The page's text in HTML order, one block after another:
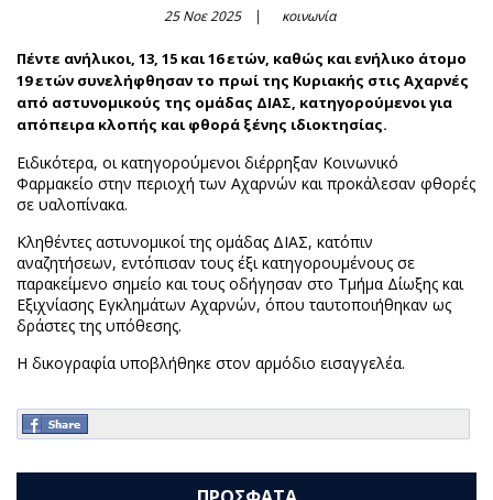
25 Νοε 2025 κοινωνία
Πέντε ανήλικοι, 13, 15 και 16 ετών, καθώς και ενήλικο άτομο
19 ετών συνελήφθησαν το πρωί της Κυριακής στις Αχαρνές
από αστυνομικούς της ομάδας ΔΙΑΣ, κατηγορούμενοι για
απόπειρα κλοπής και φθορά ξένης ιδιοκτησίας.
Ειδικότερα, οι κατηγορούμενοι διέρρηξαν Κοινωνικό
Φαρμακείο στην περιοχή των Αχαρνών και προκάλεσαν φθορές
σε υαλοπίνακα.
Κληθέντες αστυνομικοί της ομάδας ΔΙΑΣ, κατόπιν
αναζητήσεων, εντόπισαν τους έξι κατηγορουμένους σε
παρακείμενο σημείο και τους οδήγησαν στο Τμήμα Δίωξης και
Εξιχνίασης Εγκλημάτων Αχαρνών, όπου ταυτοποιήθηκαν ως
δράστες της υπόθεσης.
Η δικογραφία υποβλήθηκε στον αρμόδιο εισαγγελέα.